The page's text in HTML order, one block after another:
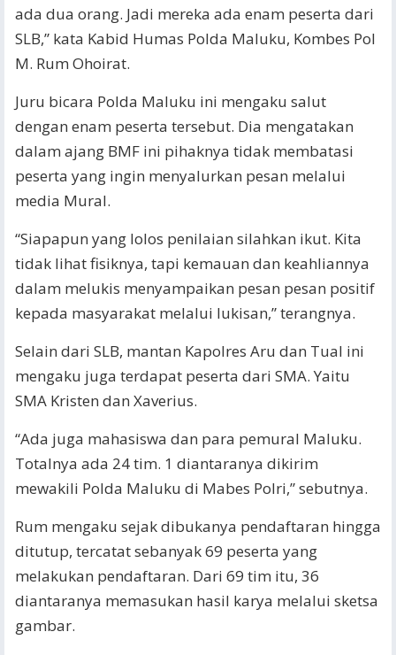
ada dua orang. Jadi mereka ada enam peserta dari
SLB,” kata Kabid Humas Polda Maluku, Kombes Pol
M. Rum Ohoirat.
Juru bicara Polda Maluku ini mengaku salut
dengan enam peserta tersebut. Dia mengatakan
dalam ajang BMF ini pihaknya tidak membatasi
peserta yang ingin menyalurkan pesan melalui
media Mural.
“Siapapun yang lolos penilaian silahkan ikut. Kita
tidak lihat fisiknya, tapi kemauan dan keahliannya
dalam melukis menyampaikan pesan pesan positif
kepada masyarakat melalui lukisan,” terangnya.
Selain dari SLB, mantan Kapolres Aru dan Tual ini
mengaku juga terdapat peserta dari SMA. Yaitu
SMA Kristen dan Xaverius.
“Ada juga mahasiswa dan para pemural Maluku.
Totalnya ada 24 tim. 1 diantaranya dikirim
mewakili Polda Maluku di Mabes Polri,” sebutnya.
Rum mengaku sejak dibukanya pendaftaran hingga
ditutup, tercatat sebanyak 69 peserta yang
melakukan pendaftaran. Dari 69 tim itu, 36
diantaranya memasukan hasil karya melalui sketsa
gambar.